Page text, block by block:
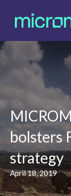
bolsters
strategy
April 18, 2019